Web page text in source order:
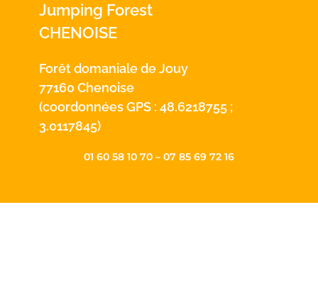
Jumping Forest
CHENOISE
Forêt domaniale de Jouy
77160 Chenoise
(coordonnées GPS : 48.6218755 ;
3.0117845)
01 60 58 10 70 – 07 85 69 72 16